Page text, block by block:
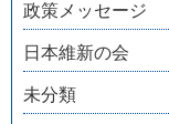
政策メッセージ
日本維新の会
未分類